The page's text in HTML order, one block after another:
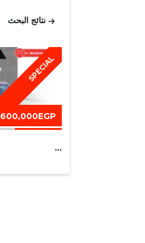
نتائج البحث
SPECIAL
600,000EGP
...